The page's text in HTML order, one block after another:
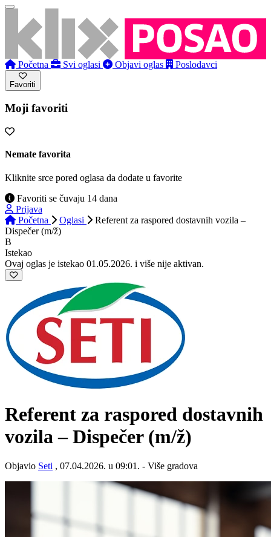
Početna Svi oglasi Objavi oglas Poslodavci
Favoriti
Moji favoriti
Nemate favorita
Kliknite srce pored oglasa da dodate u favorite
Favoriti se čuvaju 14 dana
Prijava
Početna
Oglasi
Referent za raspored dostavnih vozila –
Dispečer (m/ž)
B
Istekao
Ovaj oglas je istekao 01.05.2026. i više nije aktivan.
Referent za raspored dostavnih
vozila – Dispečer (m/ž)
Objavio Seti , 07.04.2026. u 09:01. - Više gradova